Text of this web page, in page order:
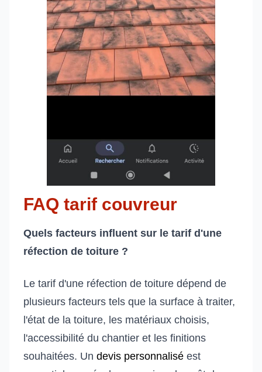
FAQ tarif couvreur
Quels facteurs influent sur le tarif d'une
réfection de toiture ?
Le tarif d'une réfection de toiture dépend de
plusieurs facteurs tels que la surface à traiter,
l'état de la toiture, les matériaux choisis,
l'accessibilité du chantier et les finitions
souhaitées. Un devis personnalisé est